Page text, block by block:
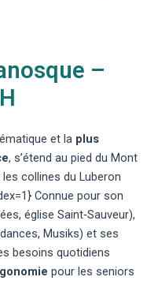
–
et la plus
, s’étend au pied du Mont
les collines du Luberon
Connue pour son
église Saint‑Sauveur),
Musiks) et ses
besoins quotidiens
pour les seniors